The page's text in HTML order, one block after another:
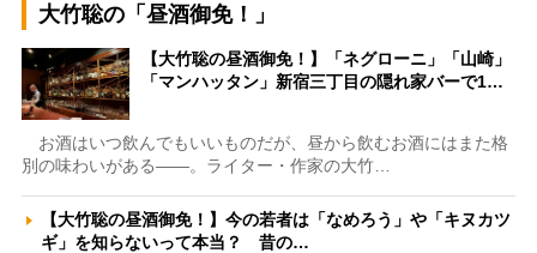
大竹聡の「昼酒御免！」
【大竹聡の昼酒御免！】「ネグローニ」「山崎」
「マンハッタン」新宿三丁目の隠れ家バーで1…
お酒はいつ飲んでもいいものだが、昼から飲むお酒にはまた格
別の味わいがある――。ライター・作家の大竹…
【大竹聡の昼酒御免！】今の若者は「なめろう」や「キヌカツ
ギ」を知らないって本当？ 昔の…